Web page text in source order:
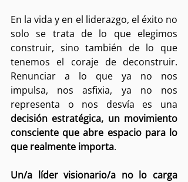
En la vida y en el liderazgo, el éxito no
solo se trata de lo que elegimos
construir, sino también de lo que
tenemos el coraje de deconstruir.
Renunciar a lo que ya no nos
impulsa, nos asfixia, ya no nos
decisión estratégica, un movimiento
consciente que abre espacio para lo
que realmente importa.
Un/a líder visionario/a no lo carga